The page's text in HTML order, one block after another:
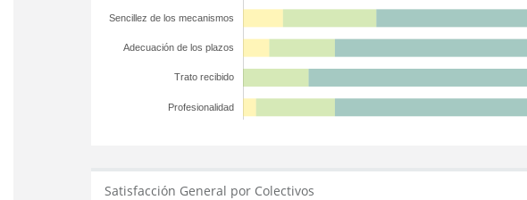
Sencillez de los mecanismos
Adecuación de los plazos
Trato recibido
Profesionalidad
Satisfacción General por Colectivos